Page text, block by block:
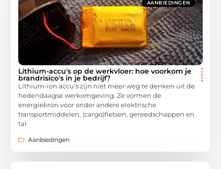
AANBIEDINGEN
Lithium-accu's op de werkvloer: hoe voorkom je
brandrisico's in je bedrijf?
Lithium-ion accu’s zijn niet meer weg te denken uit de
hedendaagse werkomgeving. Ze vormen de
energiebron voor onder andere elektrische
transportmiddelen, (cargo)fietsen, gereedschappen en
tal
Aanbiedingen